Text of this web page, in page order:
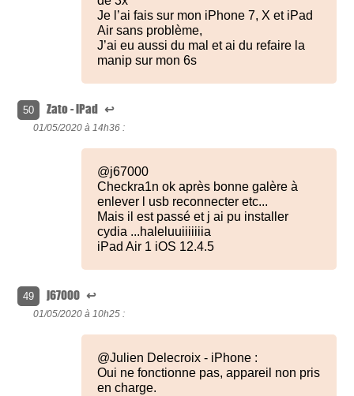
Je l’ai fais sur mon iPhone 7, X et iPad
Air sans problème,
J’ai eu aussi du mal et ai du refaire la
manip sur mon 6s
50 Zato - iPad ↩
01/05/2020 à 14h36 :
@j67000
Checkra1n ok après bonne galère à
enlever l usb reconnecter etc...
Mais il est passé et j ai pu installer
cydia ...haleluuiiiiiiia
iPad Air 1 iOS 12.4.5
49 j67000 ↩
01/05/2020 à 10h25 :
@Julien Delecroix - iPhone :
Oui ne fonctionne pas, appareil non pris
en charge.